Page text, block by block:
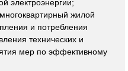
электроэнергии;
жилой
и потребления
технических и
мер по эффективному